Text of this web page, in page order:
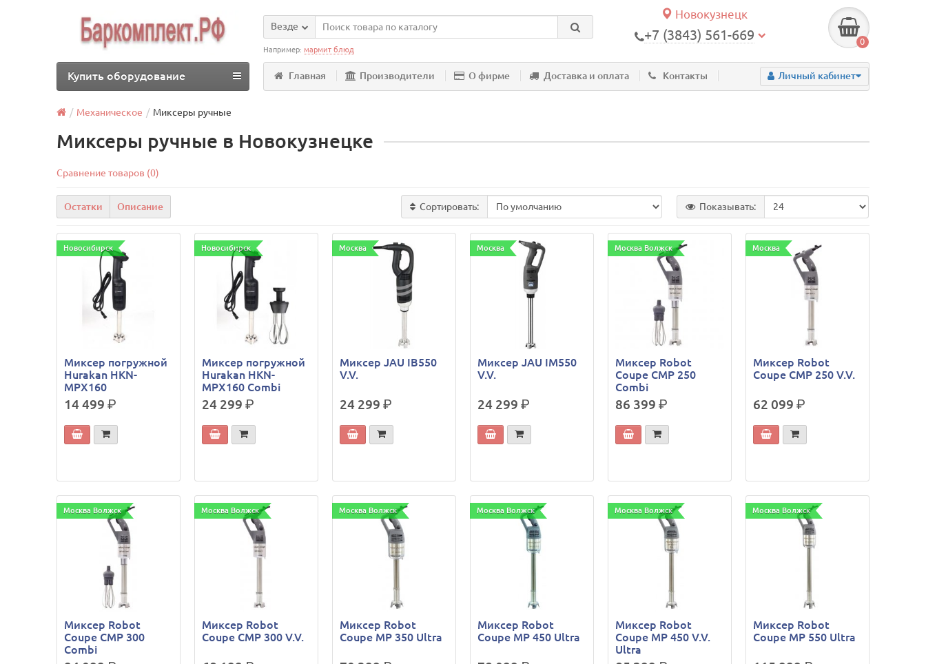
Новокузнецк
+7 (3843) 561-669 0
Везде
Например:мармит блюд
Главная Производители О фирме Доставка и оплата Контакты Личный кабинет
Купить оборудование
Механическое Миксеры ручные
Миксеры ручные в Новокузнецке
Сравнение товаров (0)
Остатки Описание Сортировать: Показывать:
Новосибирск
Миксер погружной
Hurakan HKN-
MPX160
14 499р.
Новосибирск
Миксер погружной
Hurakan HKN-
MPX160 Combi
24 299р.
Москва
Миксер JAU IB550
V.V.
24 299р.
Москва
Миксер JAU IM550
V.V.
24 299 р.
Москва Волжск
Миксер Robot
Coupe CMP 250
Combi
86 399 р.
Москва
Миксер Robot
Coupe CMP 250 V.V.
62 099 р.
Москва Волжск
Миксер Robot
Coupe CMP 300
Combi
Москва Волжск
Миксер Robot
Coupe CMP 300 V.V.
Москва Волжск
Миксер Robot
Coupe MP 350 Ultra
Москва Волжск
Миксер Robot
Coupe MP 450 Ultra
Москва Волжск
Миксер Robot
Coupe MP 450 V.V.
Ultra
Москва Волжск
Миксер Robot
Coupe MP 550 Ultra